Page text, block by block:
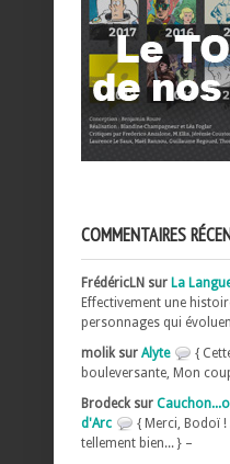
COMMENTAIRES
FrédéricLN sur La
Effectivement une
personnages qui
molik sur Alyte
{
bouleversante, Mon
Brodeck sur
d'Arc
{ Merci, Bodoï
tellement bien... } –